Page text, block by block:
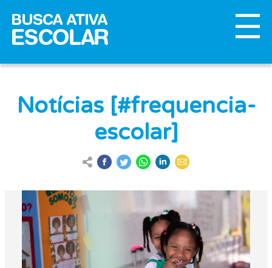
Notícias [#frequencia-
escolar]